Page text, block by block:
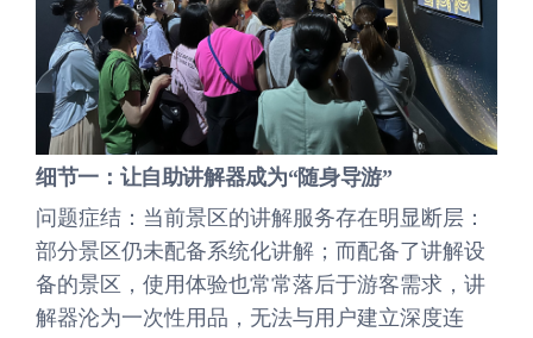
细节一：让自助讲解器成为“随身导游”
问题症结：当前景区的讲解服务存在明显断层：
部分景区仍未配备系统化讲解；而配备了讲解设
备的景区，使用体验也常常落后于游客需求，讲
解器沦为一次性用品，无法与用户建立深度连